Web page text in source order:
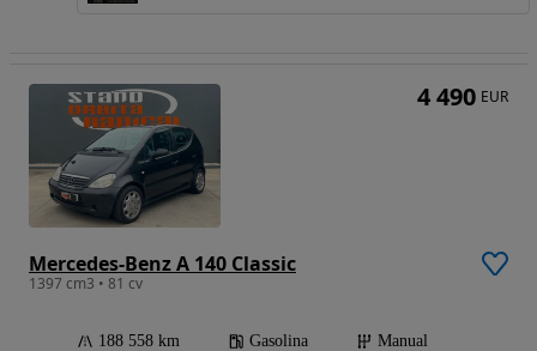
Mercedes-Benz A 140 Classic
1397 cm3 • 81 cv
188 558 km Gasolina
Manual
4 490 EUR